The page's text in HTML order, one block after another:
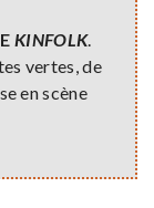
KINFOLK.
vertes, de
en scène